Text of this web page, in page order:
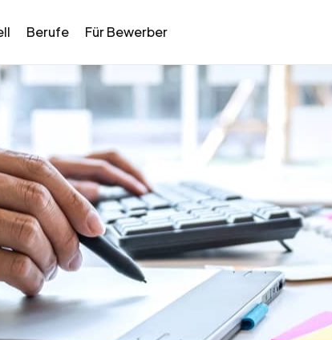
Berufe Für Bewerber